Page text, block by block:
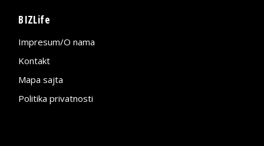
BIZLife
Impresum/O nama
Kontakt
Mapa sajta
Politika privatnosti